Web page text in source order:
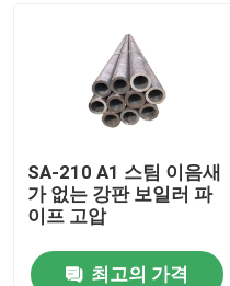
SA-210 A1 스팀 이음새
가 없는 강판 보일러 파
이프 고압
최고의 가격